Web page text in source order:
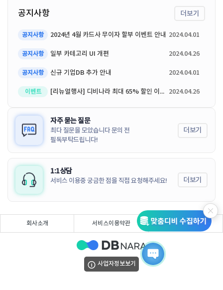
공지사항 더보기
공지사항 2024년 4월 카드사 무이자 할부 이벤트 안내 2024.04.01
공지사항 일부 카테고리 UI 개편 2024.04.26
공지사항 신규 기업DB 추가 안내 2024.04.01
이벤트 [리뉴얼행사] 디비나라 최대 65% 할인 이벤트 2024.04.26
자주 묻는 질문
최다 질문을 모았습니다 문의 전
필독부탁드립니다!
더보기
1:1상담
서비스 이용중 궁금한 점을 직접 요청해주세요! 더보기
회사소개 서비스이용약관 개인정보처리방침
사업자정보보기